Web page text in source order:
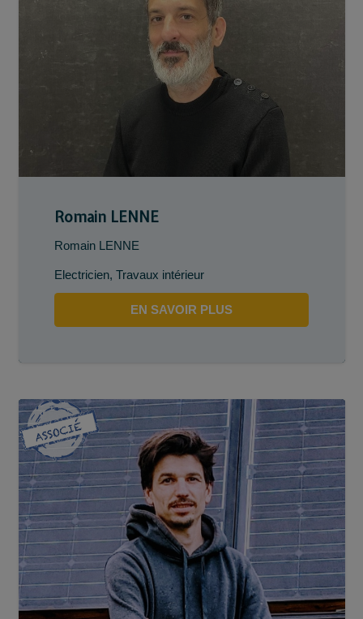
Romain LENNE
Romain LENNE
Electricien, Travaux intérieur
EN SAVOIR PLUS